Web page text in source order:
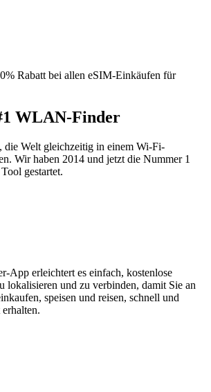
Rabatt bei allen eSIM-Einkäufen für
WLAN-Finder
die Welt gleichzeitig in einem Wi-Fi-
Wir haben 2014 und jetzt die Nummer 1
gestartet.
App erleichtert es einfach, kostenlose
und zu verbinden, damit Sie an
speisen und reisen, schnell und